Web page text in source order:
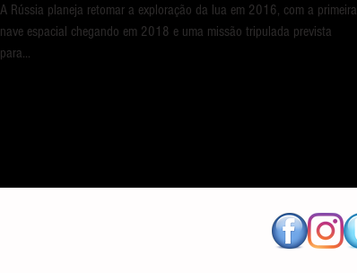
A Rússia planeja retomar a exploração da lua em 2016, com a primeira
nave espacial chegando em 2018 e uma missão tripulada prevista
para...